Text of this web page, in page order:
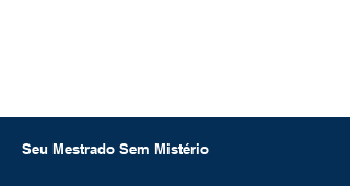
Seu Mestrado Sem Mistério